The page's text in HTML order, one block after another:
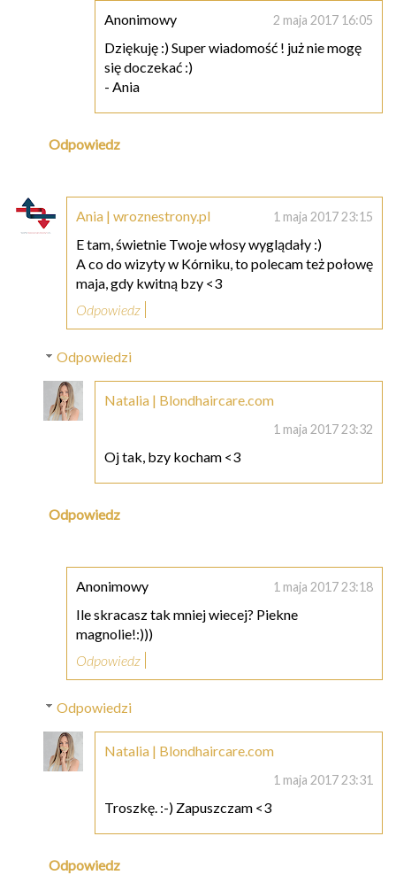
Anonimowy 2 maja 2017 16:05
Dziękuję :) Super wiadomość ! już nie mogę
się doczekać :)
- Ania
Odpowiedz
Ania | wroznestrony.pl 1 maja 2017 23:15
E tam, świetnie Twoje włosy wyglądały :)
A co do wizyty w Kórniku, to polecam też połowę
maja, gdy kwitną bzy <3
Odpowiedz
Odpowiedzi
Natalia | Blondhaircare.com
1 maja 2017 23:32
Oj tak, bzy kocham <3
Odpowiedz
Anonimowy 1 maja 2017 23:18
Ile skracasz tak mniej wiecej? Piekne
magnolie!:)))
Odpowiedz
Odpowiedzi
Natalia | Blondhaircare.com
1 maja 2017 23:31
Troszkę. :-) Zapuszczam <3
Odpowiedz